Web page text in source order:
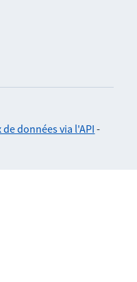
données via l'API-